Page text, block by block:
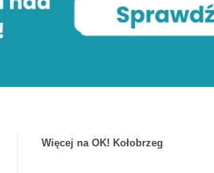
Więcej na OK! Kołobrzeg